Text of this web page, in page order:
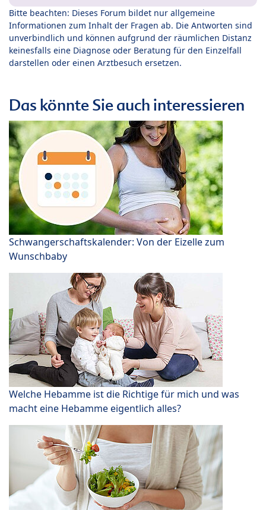
Bitte beachten: Dieses Forum bildet nur allgemeine
Informationen zum Inhalt der Fragen ab. Die Antworten sind
unverbindlich und können aufgrund der räumlichen Distanz
keinesfalls eine Diagnose oder Beratung für den Einzelfall
darstellen oder einen Arztbesuch ersetzen.
Das könnte Sie auch interessieren
Schwangerschaftskalender: Von der Eizelle zum
Wunschbaby
Welche Hebamme ist die Richtige für mich und was
macht eine Hebamme eigentlich alles?